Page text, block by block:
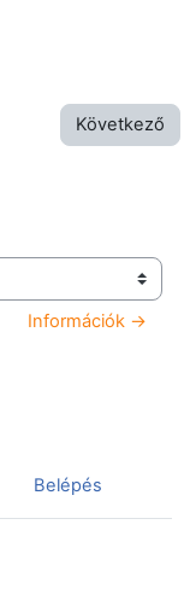
Következő
Információk →
Belépés